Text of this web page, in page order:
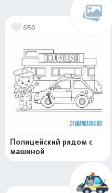
656
Полицейский рядом с
машиной